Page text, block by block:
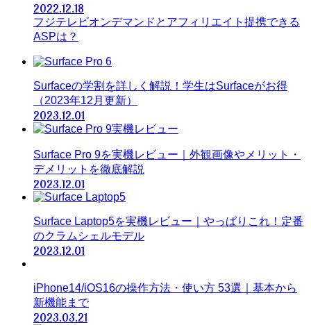
2022.12.18
フジテレビオンデマンドとアフィリエイト提携できる
ASPは？
Surfaceの学割を詳しく解説！学生はSurfaceがお得
（2023年12月更新）
2023.12.01
Surface Pro 9を実機レビュー｜外観画像やメリット・
デメリットを徹底解説
2023.12.01
Surface Laptop5を実機レビュー｜やっぱりこれ！定番
のクラムシェルモデル
2023.12.01
iPhone14/iOS16の操作方法・使い方 53選｜基本から
新機能まで
2023.03.21